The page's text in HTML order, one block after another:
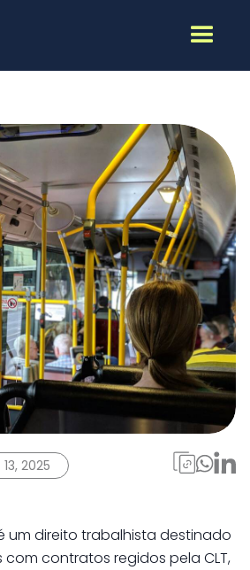
o que
otimizar a
2025
um direito trabalhista destinado
contratos regidos pela CLT,